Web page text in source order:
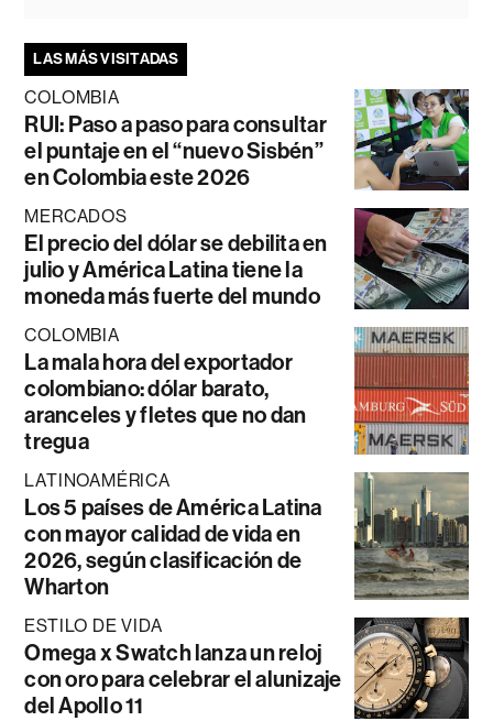
LAS MÁS VISITADAS
COLOMBIA
RUI: Paso a paso para consultar
el puntaje en el “nuevo Sisbén”
en Colombia este 2026
MERCADOS
El precio del dólar se debilita en
julio y América Latina tiene la
moneda más fuerte del mundo
COLOMBIA
La mala hora del exportador
colombiano: dólar barato,
aranceles y fletes que no dan
tregua
LATINOAMÉRICA
Los 5 países de América Latina
con mayor calidad de vida en
2026, según clasificación de
Wharton
ESTILO DE VIDA
Omega x Swatch lanza un reloj
con oro para celebrar el alunizaje
del Apollo 11